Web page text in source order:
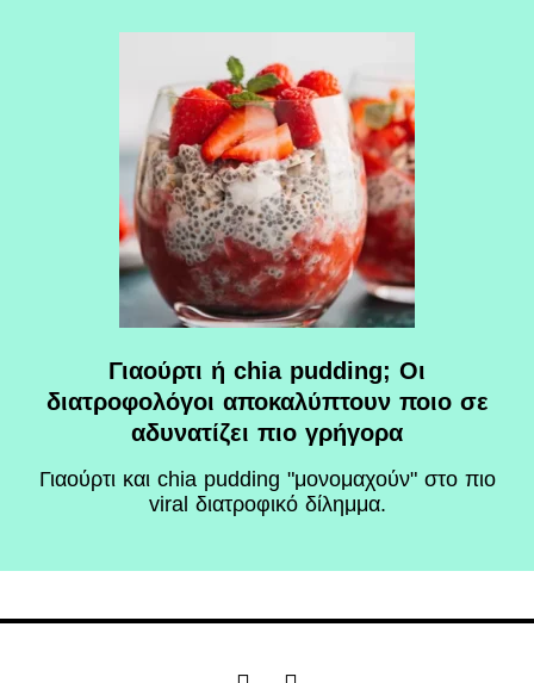
Γιαούρτι ή chia pudding; Οι
διατροφολόγοι αποκαλύπτουν ποιο σε
αδυνατίζει πιο γρήγορα
Γιαούρτι και chia pudding "μονομαχούν" στο πιο
viral διατροφικό δίλημμα.